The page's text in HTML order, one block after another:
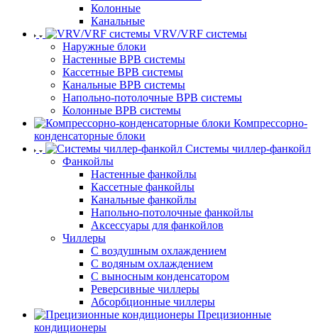
Колонные
Канальные
VRV/VRF системы
Наружные блоки
Настенные ВРВ системы
Кассетные ВРВ системы
Канальные ВРВ системы
Напольно-потолочные ВРВ системы
Колонные ВРВ системы
Компрессорно-
конденсаторные блоки
Системы чиллер-фанкойл
Фанкойлы
Настенные фанкойлы
Кассетные фанкойлы
Канальные фанкойлы
Напольно-потолочные фанкойлы
Аксессуары для фанкойлов
Чиллеры
С воздушным охлаждением
С водяным охлаждением
С выносным конденсатором
Реверсивные чиллеры
Абсорбционные чиллеры
Прецизионные
кондиционеры